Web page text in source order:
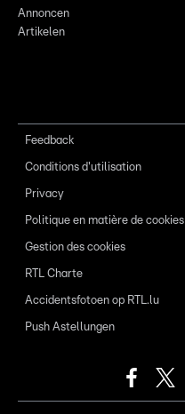
Annoncen
Artikelen
Feedback
Conditions d'utilisation
Privacy
Politique en matière de cookies
Gestion des cookies
RTL Charte
Accidentsfotoen op RTL.lu
Push Astellungen